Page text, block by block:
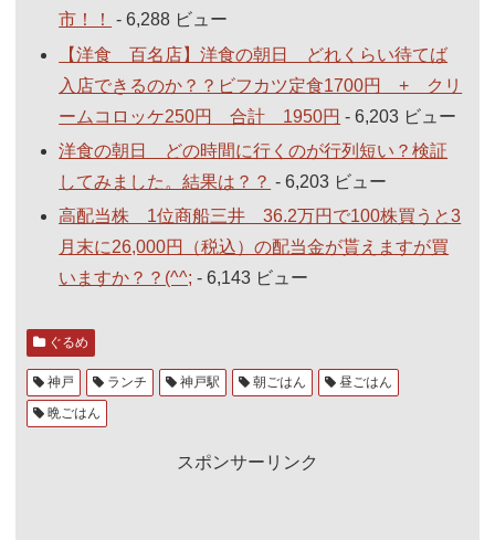
市！！
- 6,288 ビュー
【洋食 百名店】洋食の朝日 どれくらい待てば
入店できるのか？？ビフカツ定食1700円 + クリ
ームコロッケ250円 合計 1950円 - 6,203 ビュー
洋食の朝日 どの時間に行くのが行列短い？検証
してみました。結果は？？ - 6,203 ビュー
高配当株 1位商船三井 36.2万円で100株買うと3
月末に26,000円（税込）の配当金が貰えますが買
いますか？？(^^; - 6,143 ビュー
ぐるめ
神戸 ランチ 神戸駅 朝ごはん
昼ごはん
晩ごはん
スポンサーリンク